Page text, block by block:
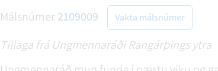
Málsnúmer2109009 Vakta málsnúmer
Tillaga frá Ungmennaráði Rangárþings ytra